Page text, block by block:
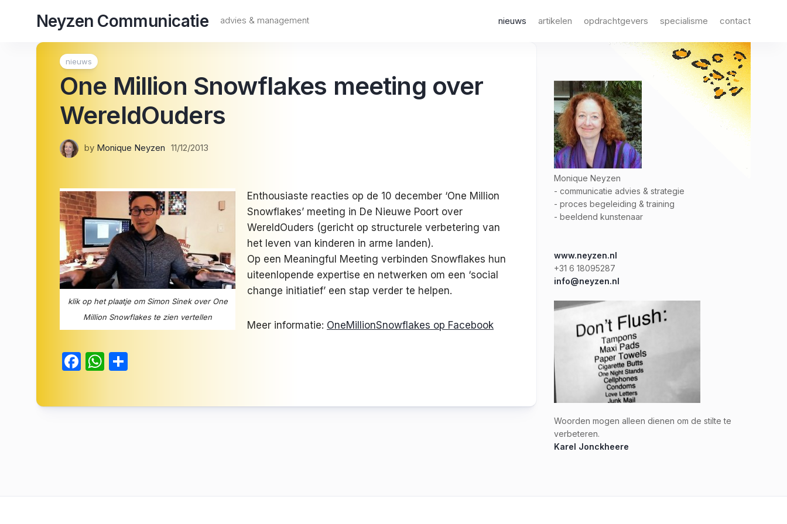
Neyzen Communicatie advies & management nieuws artikelen opdrachtgevers specialisme contact
nieuws
One Million Snowflakes meeting over
WereldOuders
by Monique Neyzen 11/12/2013
klik op het plaatje om Simon Sinek over One
Million Snowflakes te zien vertellen
Enthousiaste reacties op de 10 december ‘One Million
Snowflakes’ meeting in De Nieuwe Poort over
WereldOuders (gericht op structurele verbetering van
het leven van kinderen in arme landen).
Op een Meaningful Meeting verbinden Snowflakes hun
uiteenlopende expertise en netwerken om een ‘social
change initiatief’ een stap verder te helpen.
Meer informatie: OneMillionSnowflakes op Facebook
Facebook
WhatsApp
Monique Neyzen
- communicatie advies & strategie
- proces begeleiding & training
- beeldend kunstenaar
www.neyzen.nl
+31 6 18095287
info@neyzen.nl
Woorden mogen alleen dienen om de stilte te
verbeteren.
Karel Jonckheere